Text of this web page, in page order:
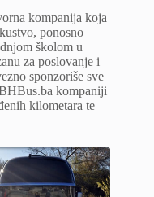
kompanija koja
ponosno
školom u
za poslovanje i
sponzoriše sve
kompaniji
kilometara te